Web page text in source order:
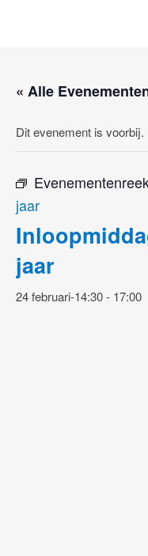
WIJ ZETTEN ONS
« Alle
Dit evenement is voorbij.
jaar
jaar
24 februari-14:30- 17:00